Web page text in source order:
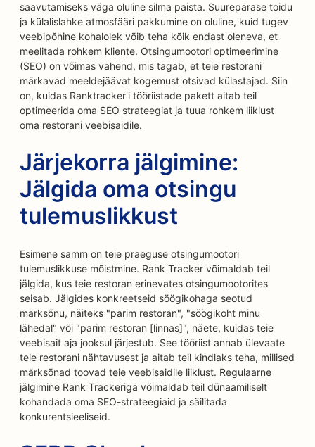
saavutamiseks väga oluline silma paista. Suurepärase toidu
ja külalislahke atmosfääri pakkumine on oluline, kuid tugev
veebipõhine kohalolek võib teha kõik endast oleneva, et
meelitada rohkem kliente. Otsingumootori optimeerimine
(SEO) on võimas vahend, mis tagab, et teie restorani
märkavad meeldejäävat kogemust otsivad külastajad. Siin
on, kuidas Ranktracker'i tööriistade pakett aitab teil
optimeerida oma SEO strateegiat ja tuua rohkem liiklust
oma restorani veebisaidile.
Järjekorra jälgimine:
Jälgida oma otsingu
tulemuslikkust
Esimene samm on teie praeguse otsingumootori
tulemuslikkuse mõistmine. Rank Tracker võimaldab teil
jälgida, kus teie restoran erinevates otsingumootorites
seisab. Jälgides konkreetseid söögikohaga seotud
märksõnu, näiteks "parim restoran", "söögikoht minu
lähedal" või "parim restoran [linnas]", näete, kuidas teie
veebisait aja jooksul järjestub. See tööriist annab ülevaate
teie restorani nähtavusest ja aitab teil kindlaks teha, millised
märksõnad toovad teie veebisaidile liiklust. Regulaarne
jälgimine Rank Trackeriga võimaldab teil dünaamiliselt
kohandada oma SEO-strateegiaid ja säilitada
konkurentsieeliseid.